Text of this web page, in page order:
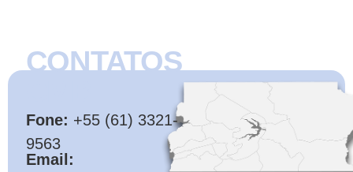
CONTATOS
Fone: +55 (61) 3321-
9563
Email: